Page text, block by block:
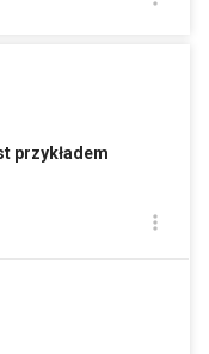
przykładem